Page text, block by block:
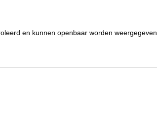
en kunnen openbaar worden weergegeven.